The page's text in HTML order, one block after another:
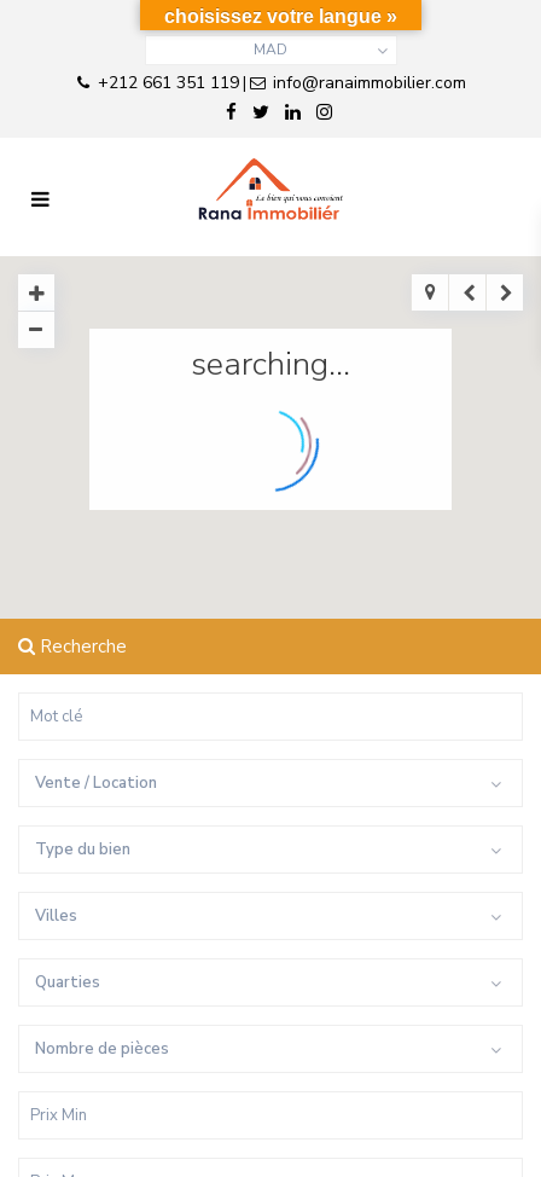
MAD
+212 661 351 119| info@ranaimmobilier.com
searching...
Recherche
Vente / Location
Type du bien
Villes
Quarties
Nombre de pièces
choisissez votre langue »